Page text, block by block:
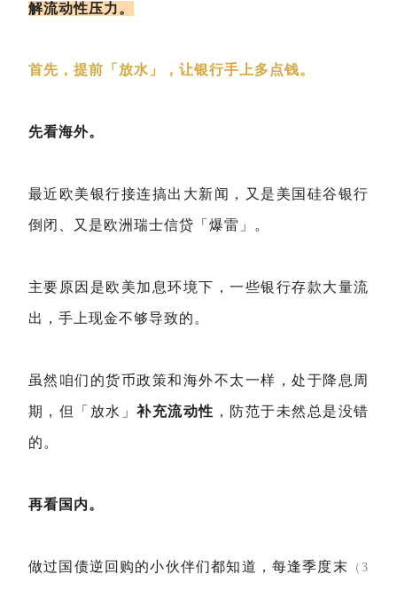
解流动性压力。
首先，提前「放水」，让银行手上多点钱。
先看海外。
最近欧美银行接连搞出大新闻，又是美国硅谷银行
倒闭、又是欧洲瑞士信贷「爆雷」。
主要原因是欧美加息环境下，一些银行存款大量流
出，手上现金不够导致的。
虽然咱们的货币政策和海外不太一样，处于降息周
期，但「放水」补充流动性 ，防范于未然总是没错
的。
再看国内。
做过国债逆回购的小伙伴们都知道，每逢季度末 （3